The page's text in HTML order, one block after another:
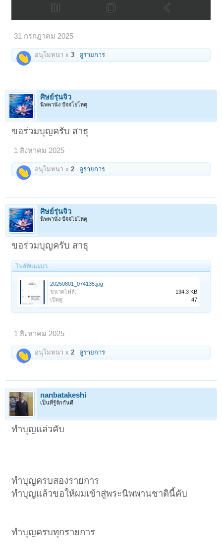
31 กรกฎาคม 2025
อนุโมทนา x3 ดูรายการ
ศิษย์รุ่นจิ๋ว
นิพพานัง ปัจจโยโหตุ
ขอร่วมบุญครับ สาธุ
1 สิงหาคม 2025
อนุโมทนา x2 ดูรายการ
ศิษย์รุ่นจิ๋ว
นิพพานัง ปัจจโยโหตุ
ขอร่วมบุญครับ สาธุ
ไฟล์ที่แนบมา:
20250801_074135.jpg
ขนาดไฟล์:
134.3 KB
เปิดดู:
47
1 สิงหาคม 2025
อนุโมทนา x2 ดูรายการ
nanbatakeshi
เป็นที่รู้จักกันดี
ทำบุญแล่วคับ
ทำบุญครบสองรายการ
ทำบุญแล้วขอให้ผมเข้าสู่พระนิพพานชาตินี้คับ
ทำบุญครบทุกรายการ